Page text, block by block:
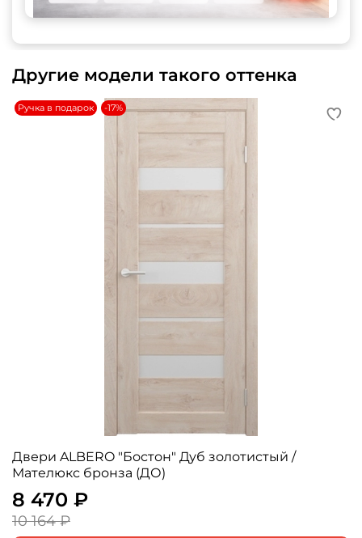
Другие модели такого оттенка
Ручка в подарок -17%
Двери ALBERO "Бостон" Дуб золотистый /
Мателюкс бронза (ДО)
8 470 ₽
10 164 ₽